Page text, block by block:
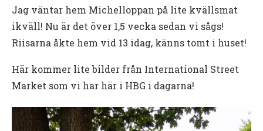
Jag väntar hem Michelloppan på lite kvällsmat
ikväll! Nu är det över 1,5 vecka sedan vi sågs!
Riisarna åkte hem vid 13 idag, känns tomt i huset!
Här kommer lite bilder från International Street
Market som vi har här i HBG i dagarna!